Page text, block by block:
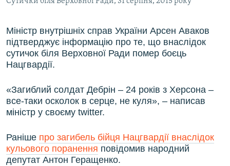
ІНФОГРАФІКА
ДОЛУЧАЙСЯ!
Усі сайти RFE/RL
Міністр внутрішніх справ України Арсен Аваков
підтверджує інформацію про те, що внаслідок
сутичок біля Верховної Ради помер боєць
Нацгвардії.
«Загиблий солдат Дебрін – 24 років з Херсона –
все-таки осколок в серце, не куля», – написав
міністр у своєму twitter.
Раніше про загибель бійця Нацгвардії внаслідок
кульового поранення повідомив народний
депутат Антон Геращенко.